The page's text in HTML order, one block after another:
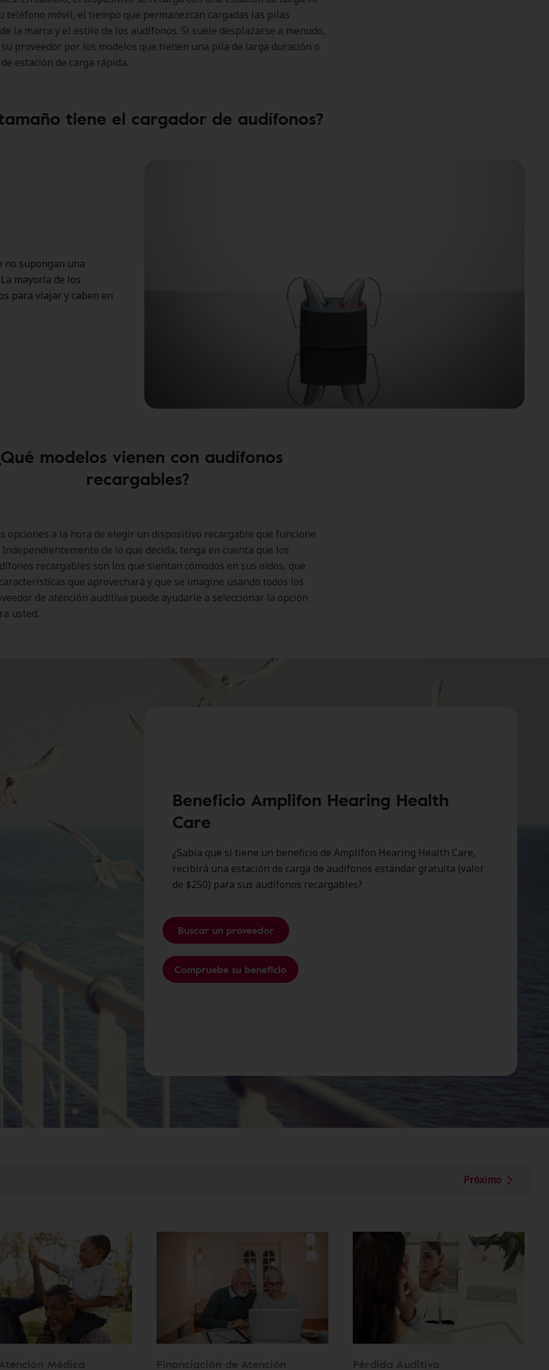
teléfono móvil, el tiempo que permanezcan cargadas las pilas
la marca y el estilo de los audífonos. Si suele desplazarse a menudo,
proveedor por los modelos que tienen una pila de larga duración o
estación de carga rápida.
tiene el cargador de audífonos?
no supongan una
mayoría de los
para viajar y caben en
modelos vienen con audífonos
recargables?
opciones a la hora de elegir un dispositivo recargable que funcione
de lo que decida, tenga en cuenta que los
recargables son los que sientan cómodos en sus oídos, que
que aprovechará y que se imagine usando todos los
de atención auditiva puede ayudarle a seleccionar la opción
usted.
Beneficio Amplifon Hearing Health
Care
¿Sabía que si tiene un beneficio de Amplifon Hearing Health Care,
recibirá una estación de carga de audífonos estándar gratuita (valor
de $250) para sus audífonos recargables?
Buscar un proveedor
Compruebe su beneficio
Próximo
Médica Financiación de Atención Pérdida Auditiva